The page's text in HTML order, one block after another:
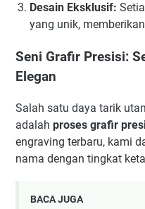
Desain Eksklusif:
yang unik,
Seni Grafir Presisi:
Elegan
Salah satu daya tarik
adalah proses grafir
engraving terbaru, kami
nama dengan tingkat
BACA JUGA